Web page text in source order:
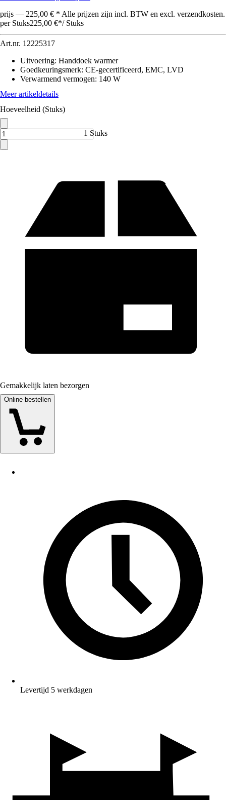
prijs — 225,00 € * Alle prijzen zijn incl. BTW en excl. verzendkosten.
per Stuks225,00 €*/ Stuks
Art.nr. 12225317
Uitvoering: Handdoek warmer
Goedkeuringsmerk: CE-gecertificeerd, EMC, LVD
Verwarmend vermogen: 140 W
Meer artikeldetails
Hoeveelheid (Stuks)
1 Stuks
Gemakkelijk laten bezorgen
Online bestellen
Levertijd 5 werkdagen